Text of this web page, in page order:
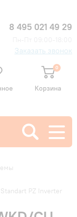
8 495 021 49 29
Заказать звонок
0
Корзина
PZ Inverter